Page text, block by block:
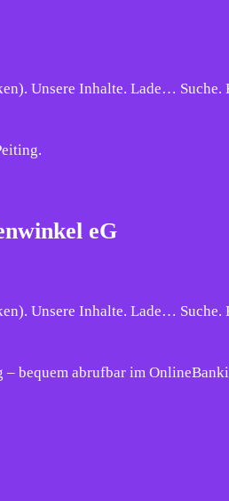
Unsere Inhalte. Lade…
eG
Unsere Inhalte. Lade…
bequem abrufbar im